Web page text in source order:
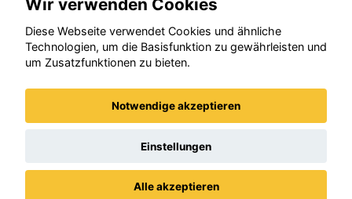
Peugeot 3008
Wir verwenden Cookies
Diese Webseite verwendet Cookies und ähnliche
Technologien, um die Basisfunktion zu gewährleisten und
um Zusatzfunktionen zu bieten.
Notwendige akzeptieren
Einstellungen
Alle akzeptieren